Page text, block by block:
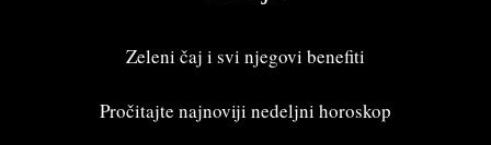
Zeleni čaj i svi njegovi benefiti
Pročitajte najnoviji nedeljni horoskop